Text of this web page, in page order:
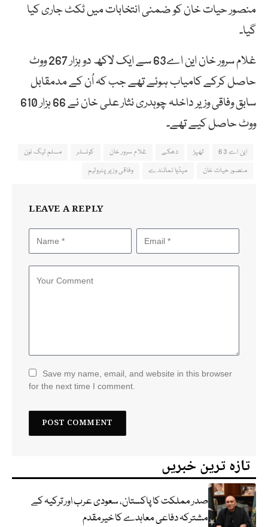
منصور حیات خان کو ضمنی انتخابات میں ٹکٹ جاری کیا
گیا۔
غلام سرور خان این اے63 سے ایک لاکھ دو ہزار 267 ووٹ
حاصل کرکے کامیاب ہوئے تھے جب کہ اُن کے مدمقابل
سابق وفاقی وزیر داخلہ چوہدری نثار علی خان نے 66 ہزار 610
ووٹ حاصل کیے تھے۔
این اے 63 تھپڑ دھکے غلام سرور خان کونسلر
مسلم لیگ نون
منصور حیات خان
میڈیا نمائندے وفاقی وزیر پٹرولیم
LEAVE A REPLY
Save my name, email, and website in this browser
for the next time I comment.
تازہ ترین خبریں
صدر مملکت کا پاکستان، سعودی عرب اور ترکیہ کے
مشترکہ دفاعی معاہدے کا خیرمقدم